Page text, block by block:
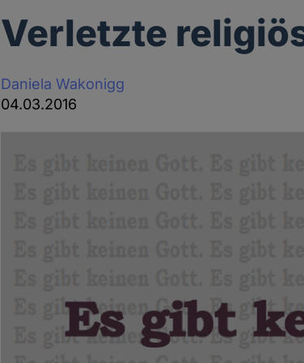
Verletzte
Daniela Wakonigg
04.03.2016